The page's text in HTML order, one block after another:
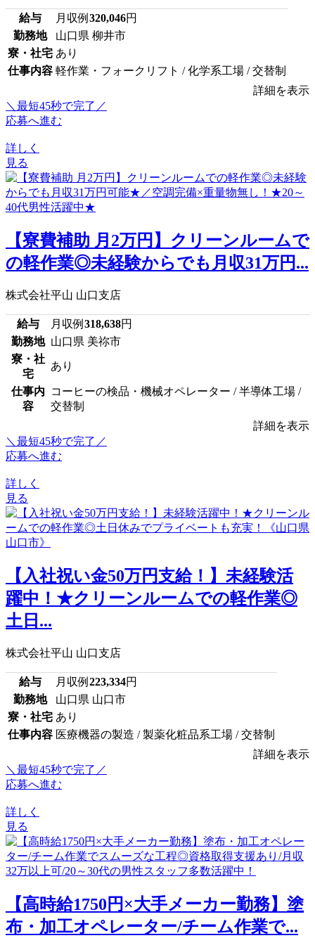
給与 月収例 320,046円
勤務地
山口県 柳井市
寮・社宅 あり
仕事内容 軽作業・フォークリフト / 化学系工場 / 交替制
詳細を表示
＼最短45秒で完了／
応募へ進む
詳しく
見る
【寮費補助 月2万円】クリーンルームで
の軽作業◎未経験からでも月収31万円...
株式会社平山 山口支店
給与 月収例 318,638円
勤務地 山口県 美祢市
寮・社
宅
あり
仕事内
容
コーヒーの検品・機械オペレーター / 半導体工場 /
交替制
詳細を表示
＼最短45秒で完了／
応募へ進む
詳しく
見る
【入社祝い金50万円支給！】未経験活
躍中！★クリーンルームでの軽作業◎
土日...
株式会社平山 山口支店
給与 月収例 223,334円
勤務地
山口県 山口市
寮・社宅 あり
仕事内容 医療機器の製造 / 製薬化粧品系工場 / 交替制
詳細を表示
＼最短45秒で完了／
応募へ進む
詳しく
見る
【高時給1750円×大手メーカー勤務】塗
布・加工オペレーター/チーム作業で...